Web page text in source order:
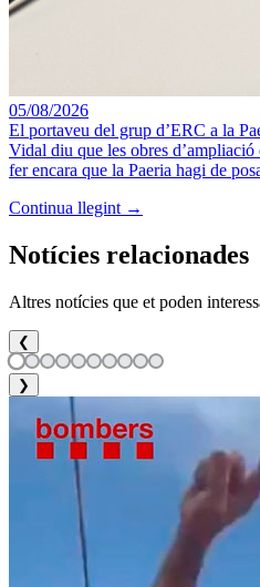
05/08/2026
El portaveu del grup d’ERC a la
Vidal diu que les obres
fer encara que la Paeria hagi de
Continua llegint →
Notícies relacionades
Altres notícies que et poden
❮
❯